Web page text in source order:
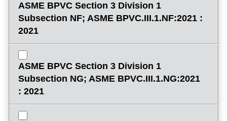
ASME BPVC Section 3 Division 1
Subsection NF; ASME BPVC.III.1.NF:2021 :
2021
ASME BPVC Section 3 Division 1
Subsection NG; ASME BPVC.III.1.NG:2021
: 2021